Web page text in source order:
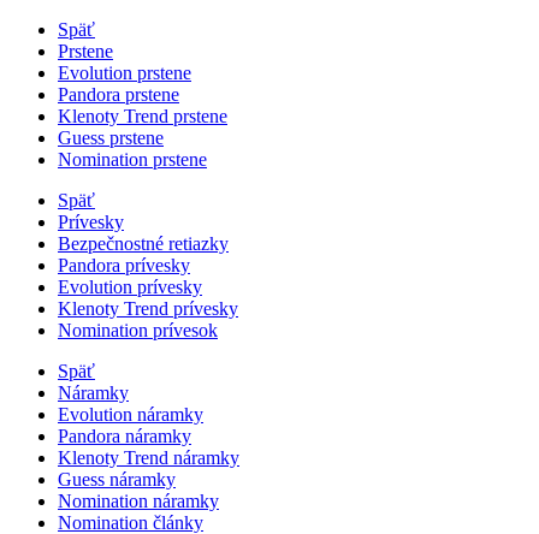
Späť
Prstene
Evolution prstene
Pandora prstene
Klenoty Trend prstene
Guess prstene
Nomination prstene
Späť
Prívesky
Bezpečnostné retiazky
Pandora prívesky
Evolution prívesky
Klenoty Trend prívesky
Nomination prívesok
Späť
Náramky
Evolution náramky
Pandora náramky
Klenoty Trend náramky
Guess náramky
Nomination náramky
Nomination články